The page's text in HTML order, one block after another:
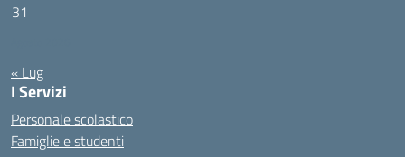
31
« Lug
I Servizi
Personale scolastico
Famiglie e studenti